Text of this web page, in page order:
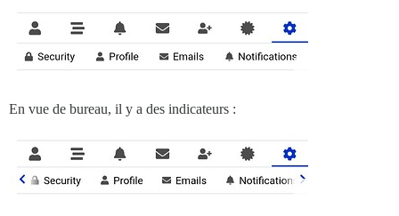
En vue de bureau, il y a des indicateurs :